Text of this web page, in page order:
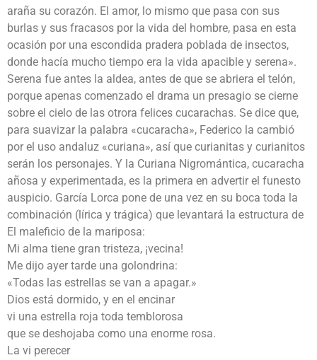
araña su corazón. El amor, lo mismo que pasa con sus
burlas y sus fracasos por la vida del hombre, pasa en esta
ocasión por una escondida pradera poblada de insectos,
donde hacía mucho tiempo era la vida apacible y serena».
Serena fue antes la aldea, antes de que se abriera el telón,
porque apenas comenzado el drama un presagio se cierne
sobre el cielo de las otrora felices cucarachas. Se dice que,
para suavizar la palabra «cucaracha», Federico la cambió
por el uso andaluz «curiana», así que curianitas y curianitos
serán los personajes. Y la Curiana Nigromántica, cucaracha
añosa y experimentada, es la primera en advertir el funesto
auspicio. García Lorca pone de una vez en su boca toda la
combinación (lírica y trágica) que levantará la estructura de
El maleficio de la mariposa:
Mi alma tiene gran tristeza, ¡vecina!
Me dijo ayer tarde una golondrina:
«Todas las estrellas se van a apagar.»
Dios está dormido, y en el encinar
vi una estrella roja toda temblorosa
que se deshojaba como una enorme rosa.
La vi perecer